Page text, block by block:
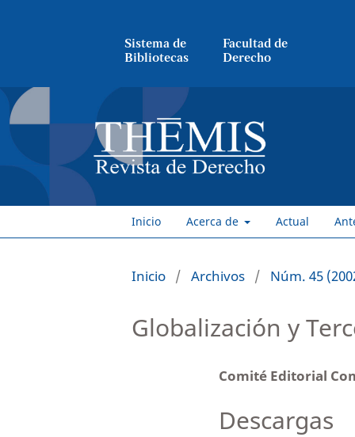
Sistema de
Bibliotecas
Facultad de
Derecho
Inicio Acerca de Actual
Inicio / Archivos / Núm. 45
Globalización y
Comité Editorial
Descargas